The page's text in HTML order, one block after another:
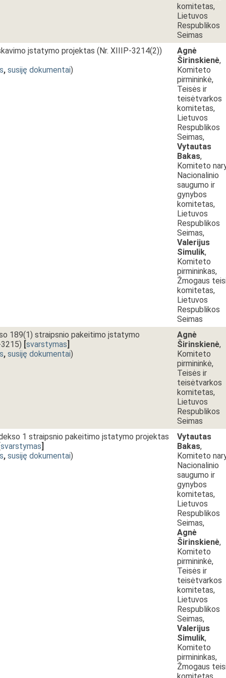
komitetas,
Lietuvos
Respublikos
Seimas
įstatymo projektas (Nr. XIIIP-3214(2))
, susiję dokumentai)
Agnė
Širinskienė,
Komiteto
pirmininkė,
Teisės ir
teisėtvarkos
komitetas,
Lietuvos
Respublikos
Seimas,
Vytautas
Bakas,
Komiteto
Nacionalinio
saugumo ir
gynybos
komitetas,
Lietuvos
Respublikos
Seimas,
Valerijus
Simulik,
Komiteto
pirmininkas,
Žmogaus
komitetas,
Lietuvos
Respublikos
Seimas
189(1) straipsnio pakeitimo įstatymo
3215) [svarstymas]
, susiję dokumentai)
Agnė
Širinskienė,
Komiteto
pirmininkė,
Teisės ir
teisėtvarkos
komitetas,
Lietuvos
Respublikos
Seimas
1 straipsnio pakeitimo įstatymo projektas
[svarstymas]
, susiję dokumentai)
Vytautas
Bakas,
Komiteto
Nacionalinio
saugumo ir
gynybos
komitetas,
Lietuvos
Respublikos
Seimas,
Agnė
Širinskienė,
Komiteto
pirmininkė,
Teisės ir
teisėtvarkos
komitetas,
Lietuvos
Respublikos
Seimas,
Valerijus
Simulik,
Komiteto
pirmininkas,
Žmogaus